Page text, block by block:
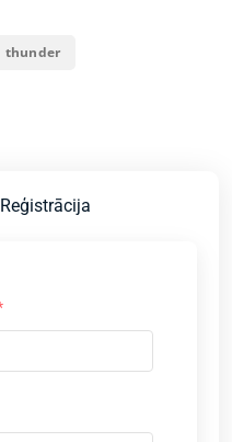
thunder
Reģistrācija